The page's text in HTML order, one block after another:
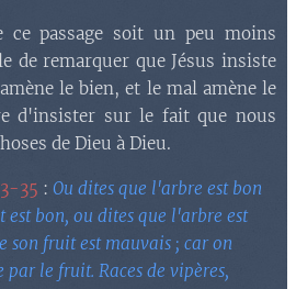
ce passage soit un peu moins
de remarquer que Jésus insiste
le bien, et le mal amène le
d'insister sur le fait que nous
de Dieu à Dieu.
35 : Ou dites que l'arbre est bon
est bon, ou dites que l'arbre est
son fruit est mauvais ; car on
le fruit. Races de vipères,